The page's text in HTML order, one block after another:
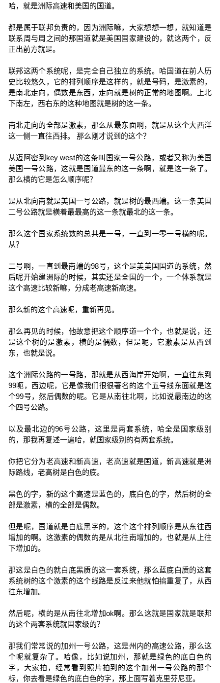
哈，就是洲际高速和美国的国道。
都是属于联邦负责的，因为洲际嘛，大家想想一想，就知道是
联系周与周之间的那国道就是美国国家建设的，就这两个，反
正出前方就是。
联邦这两个系统呢，是完全自己独立的系统。哈国道在前人历
史比较悠久，它的排列顺序是这样的，就是号码，是激素的，
是南北走向，偶数是东西，走向就是树的正常的地图啊。上北
下南左，西右东的这种地图就是树的这一条。
南北走向的全部是激素，那么从最东面啊，就是从这个大西洋
这一侧一直往西排。 那么刚才说到的这个？
从迈阿密到key west的这条叫国家一号公路，或者又称为美国
美国一号公路，这就是国道最东的这一条啊，就是这一条了。
那么横的它是怎么顺序呢？
是从北向南就是美国一号公路，就是树的最西端。这一条美国
二号公路就是横着最最高的这一条就最北的这一条。
那么这个国家系统数的总共是一号，一直到一零一号横的呢。
从？
二号啊，一直到最南端的98号，这个是美美国国道的系统，然
后呢开始建洲际的时候，其实还是全国的一个，一个体系就是
这个高速比较新嘛，分成老高速新高速。
那么新的这个高速呢，重新再见。
那么再见的时候，他故意把这个顺序道一个个，也就是说，还
是这个树的是激素，横的是偶数，但是呢，它激素是从西到
东，也就是说。
这个洲际公路的一号路，那就是从西海岸开始啊，一直往东到
99呃，西边呢，它是像我们很很著名的这个五号线东面就是这
个99号，然后偶数的呢。它是从南往北啊，比如说最南边的这
个四号公路。
以及最北边的96号公路，这里是两套系统，哈全是国家级别
的，那我再复述一遍哈，就国家级别的有两套系统。
你把它分为老高速和新高速，老高速就是国道，新高速就是洲
际路线，老高树是白色的底。
黑色的字，新的这个高速是蓝色的，底白色的字，然后树的全
部是激素，横的全部是偶数。
但是呢，国道就是白底黑字的，这个这个排列顺序是从东往西
增加的啊。这激素的偶数的是从北往南增加的，也就是从上往
下增加的。
那这是白色的就白底黑质的这一套系统，那么蓝底白质的这套
系统树的这个激素的这个线路是反过来他就怕搞重复了，从西
往东增加。
然后呢，横的是从南往北增加ok啊。那么这就是国家就是联邦
的这个两套系统就国家级的？
那我们常常说的加州一号公路，这是州内的高速公路，那么这
个呢就复杂了。哈像，比如说加州，那就是绿色的底白色的
字，大家拍，经常看到照片拍到的这个加州一号公路的那个
标，你去看是绿色的底白色的字，那上面写着克里芬尼亚。